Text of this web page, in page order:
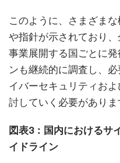
このように、さまざま
や指針が示されており、
事業展開する国ごとに
ンも継続的に調査し、
イバーセキュリティお
討していく必要がありま
図表3：国内におけるサ
イドライン